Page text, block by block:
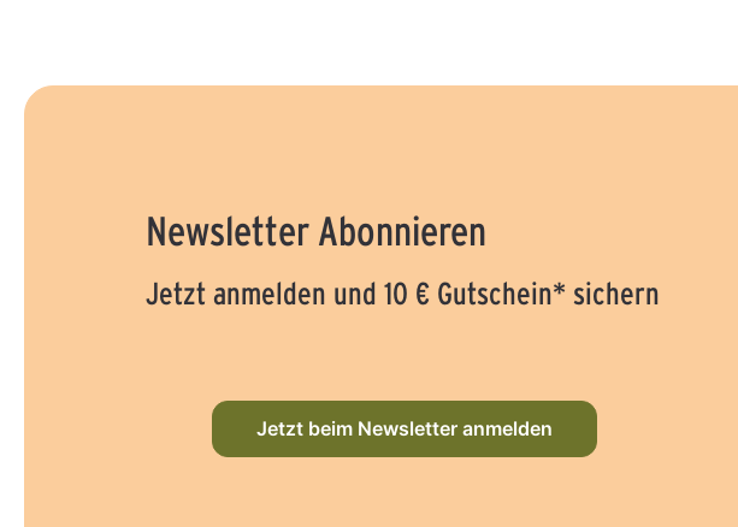
Newsletter Abonnieren
Jetzt anmelden und 10 € Gutschein* sichern
Jetzt beim Newsletter anmelden